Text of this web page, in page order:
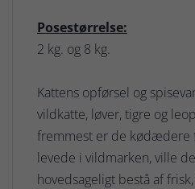
Posestørrelse:
2 kg. og 8 kg.
Kattens opførsel og
vildkatte, løver, tigre og
fremmest er de kødædere
levede i vildmarken, ville
hovedsageligt bestå af